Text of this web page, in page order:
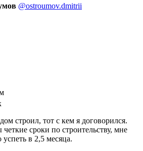
@ostroumov.dmitrii
строил, тот с кем я договорился.
сроки по строительству, мне
в 2,5 месяца.